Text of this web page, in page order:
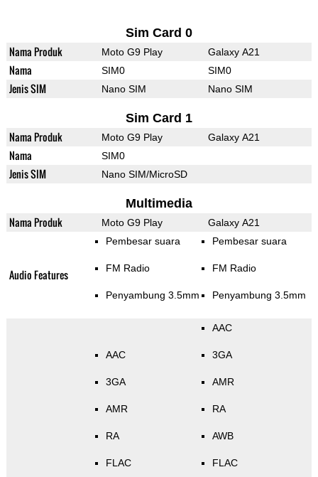
Sim Card 0
Nama Produk Moto G9 Play Galaxy A21
Nama SIM0 SIM0
Jenis SIM Nano SIM Nano SIM
Sim Card 1
Nama Produk Moto G9 Play Galaxy A21
Nama SIM0
Jenis SIM Nano SIM/MicroSD
Multimedia
Nama Produk Moto G9 Play Galaxy A21
Audio Features
Pembesar suara
FM Radio
Penyambung 3.5mm
Pembesar suara
FM Radio
Penyambung 3.5mm
AAC
3GA
AMR
RA
FLAC
AAC
3GA
AMR
RA
AWB
FLAC